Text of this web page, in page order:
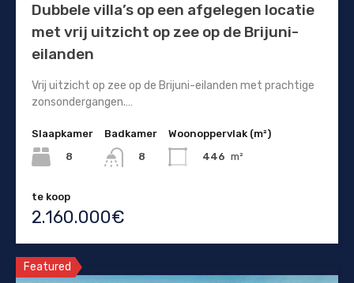
Dubbele villa’s op een afgelegen locatie
met vrij uitzicht op zee op de Brijuni-
eilanden
Vrij uitzicht op zee op de Brijuni-eilanden met prachtige
zonsondergangen.…
Slaapkamer
8
Badkamer
8
Woonoppervlak (m²)
446 m²
te koop
2.160.000€
Featured